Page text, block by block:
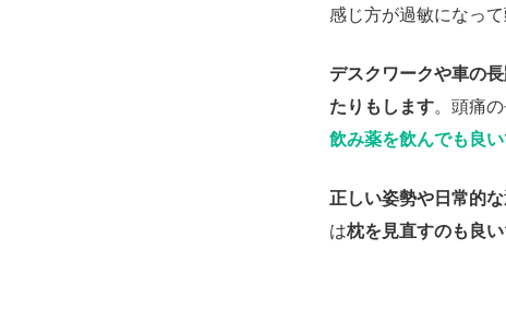
感じ方が過敏になっ
デスクワークや車の
たりもします。頭痛
飲み薬を飲んでも良
正しい姿勢や日常的
は枕を見直すのも良い